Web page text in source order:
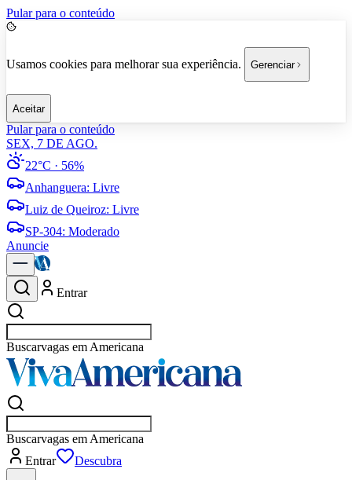
Pular para o conteúdo
Usamos cookies para melhorar sua experiência. Gerenciar
Aceitar
Pular para o conteúdo
SEX, 7 DE AGO.
22°C · 56%
Anhanguera: Livre
Luiz de Queiroz: Livre
SP-304: Moderado
Anuncie
Entrar
Buscarempresas em Amer
Buscarempresas em Amer
Entrar
Descubra